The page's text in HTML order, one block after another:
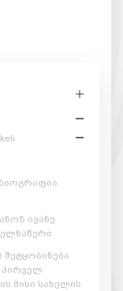
ბიოგრაფია.
ივანე
შეტყობინება
პირველ
მისი სახელის